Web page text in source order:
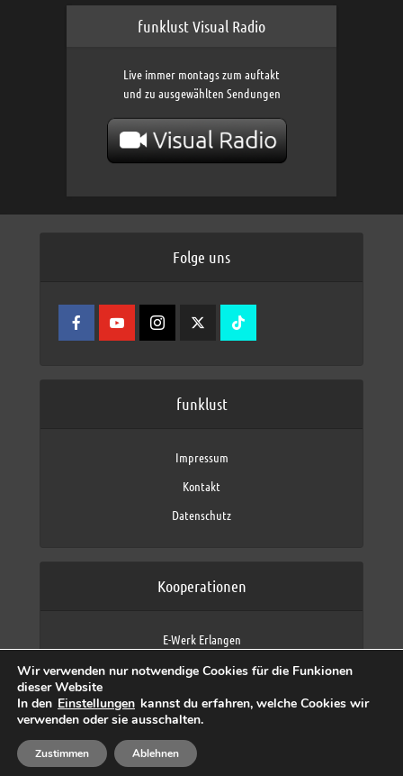
funklust Visual Radio
Live immer montags zum auftakt
und zu ausgewählten Sendungen
Folge uns
funklust
Impressum
Kontakt
Datenschutz
Kooperationen
E-Werk Erlangen
Fraunhofer IIS
max neo (AFK max)
Copyright © 2026 by funklust, FAU
Wir verwenden nur notwendige Cookies für die Funkionen
dieser Website
In den Einstellungen kannst du erfahren, welche Cookies wir
verwenden oder sie ausschalten.
Zustimmen Ablehnen